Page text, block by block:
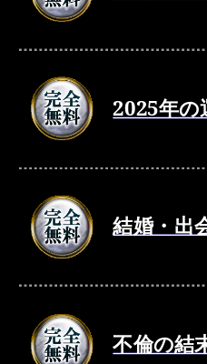
2025年の
結婚・出
不倫の結